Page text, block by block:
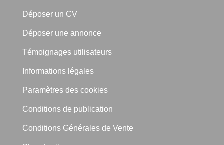
Déposer un CV
Déposer une annonce
Témoignages utilisateurs
Informations légales
Paramètres des cookies
Conditions de publication
Conditions Générales de Vente